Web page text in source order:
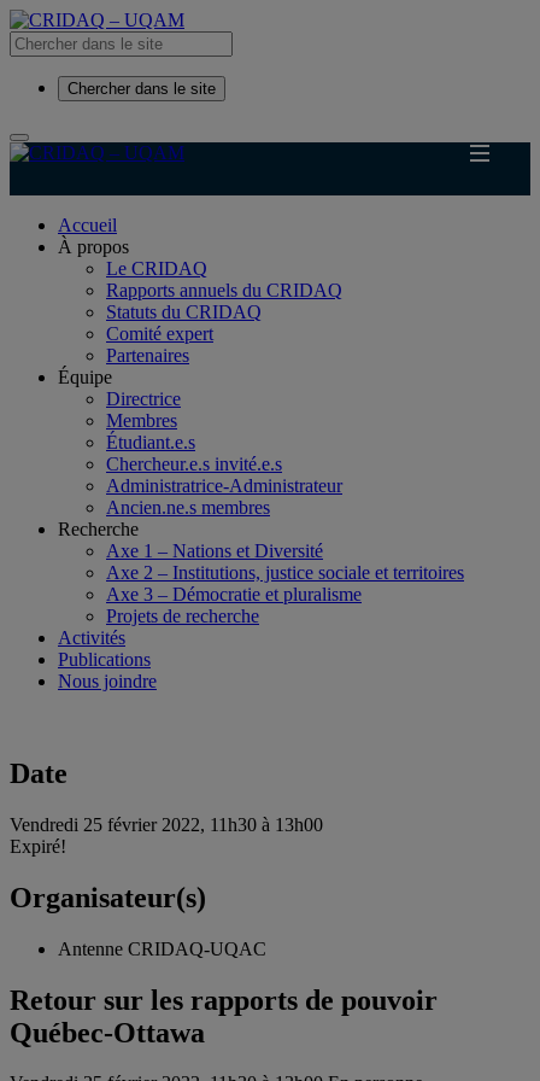
Chercher dans le site
Accueil
À propos
Le CRIDAQ
Rapports annuels du CRIDAQ
Statuts du CRIDAQ
Comité expert
Partenaires
Équipe
Directrice
Membres
Étudiant.e.s
Chercheur.e.s invité.e.s
Administratrice-Administrateur
Ancien.ne.s membres
Recherche
Axe 1 – Nations et Diversité
Axe 2 – Institutions, justice sociale et territoires
Axe 3 – Démocratie et pluralisme
Projets de recherche
Activités
Publications
Nous joindre
Date
Vendredi 25 février 2022, 11h30 à 13h00
Expiré!
Organisateur(s)
Antenne CRIDAQ-UQAC
Retour sur les rapports de pouvoir
Québec-Ottawa